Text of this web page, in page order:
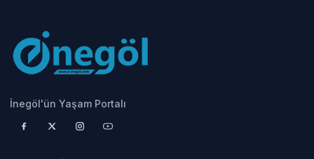
İnegöl'ün Yaşam Portalı